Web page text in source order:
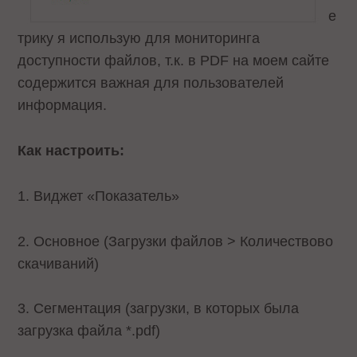
е
трику я использую для мониторинга
доступности файлов, т.к. в PDF на моем сайте
содержится важная для пользователей
информация.
Как настроить:
1. Виджет «Показатель»
2. Основное (Загрузки файлов > Количествово
скачиваний)
3. Сегментация (загрузки, в которых была
загрузка файла *.pdf)